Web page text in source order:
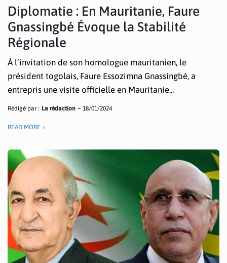
Diplomatie : En Mauritanie, Faure
Gnassingbé Évoque la Stabilité
Régionale
À l’invitation de son homologue mauritanien, le
président togolais, Faure Essozimna Gnassingbé, a
entrepris une visite officielle en Mauritanie...
Rédigé par : La rédaction 18/01/2024
READ MORE